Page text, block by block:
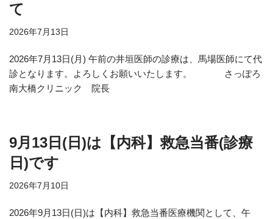
て
2026年7月13日
2026年7月13日(月) 午前の井垣医師の診療は、馬場医師にて代
診となります。よろしくお願いいたします。 さっぽろ
南大橋クリニック 院長
9月13日(日)は【内科】救急当番(診療
日)です
2026年7月10日
2026年9月13日(日)は【内科】救急当番医療機関として、午